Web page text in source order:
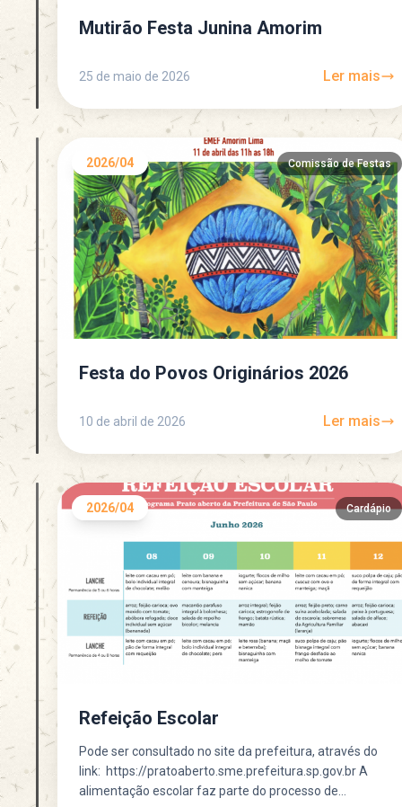
Mutirão Festa Junina Amorim
25 de maio de 2026 Ler mais
2026/04 Comissão de Festas
Festa do Povos Originários 2026
10 de abril de 2026 Ler mais
2026/04 Cardápio
Refeição Escolar
Pode ser consultado no site da prefeitura, através do
link: https://pratoaberto.sme.prefeitura.sp.gov.br A
alimentação escolar faz parte do processo de